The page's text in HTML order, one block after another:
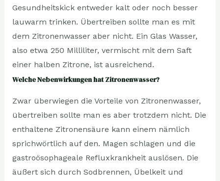
Gesundheitskick entweder kalt oder noch besser
lauwarm trinken. Übertreiben sollte man es mit
dem Zitronenwasser aber nicht. Ein Glas Wasser,
also etwa 250 Milliliter, vermischt mit dem Saft
einer halben Zitrone, ist ausreichend.
Welche Nebenwirkungen hat Zitronenwasser?
Zwar überwiegen die Vorteile von Zitronenwasser,
übertreiben sollte man es aber trotzdem nicht. Die
enthaltene Zitronensäure kann einem nämlich
sprichwörtlich auf den. Magen schlagen und die
gastroösophageale Refluxkrankheit auslösen. Die
äußert sich durch Sodbrennen, Übelkeit und